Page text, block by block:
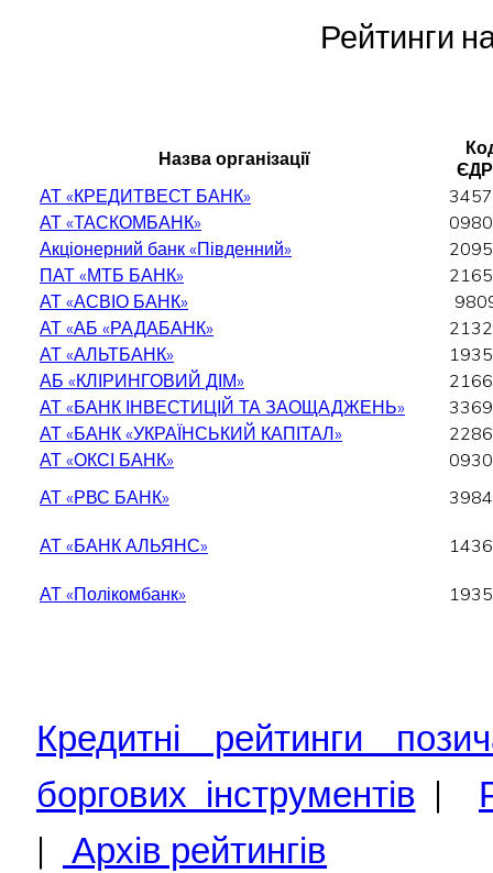
Рейтинги
Назва організації
АТ «КРЕДИТВЕСТ БАНК»
АТ «ТАСКОМБАНК»
Акціонерний банк «Південний»
ПАТ «МТБ БАНК»
АТ «АСВІО БАНК»
АТ «АБ «РАДАБАНК»
АТ «АЛЬТБАНК»
АБ «КЛІРИНГОВИЙ ДІМ»
АТ «БАНК ІНВЕСТИЦІЙ ТА ЗАОЩАДЖЕНЬ»
АТ «БАНК «УКРАЇНСЬКИЙ КАПІТАЛ»
АТ «ОКСІ БАНК»
АТ «РВС БАНК»
АТ «БАНК АЛЬЯНС»
АТ «Полікомбанк»
Кредитні рейтинги
боргових інструментів |
|
Архів рейтингів